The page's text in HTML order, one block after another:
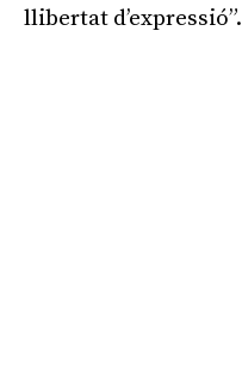
llibertat d’expressió”.